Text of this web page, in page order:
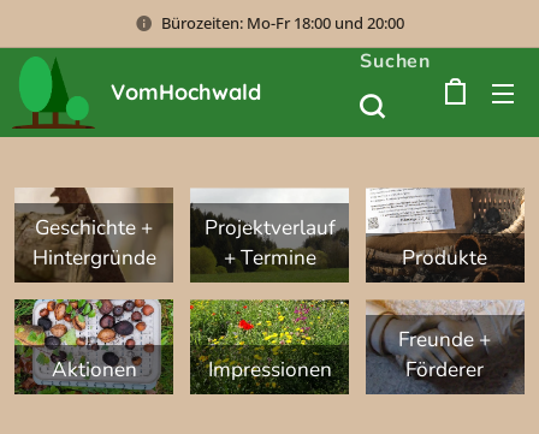
Bürozeiten: Mo-Fr 18:00 und 20:00
VomHochwald
Suchen
Geschichte +
Hintergründe
Projektverlauf
+ Termine
Produkte
Aktionen Impressionen
Freunde +
Förderer